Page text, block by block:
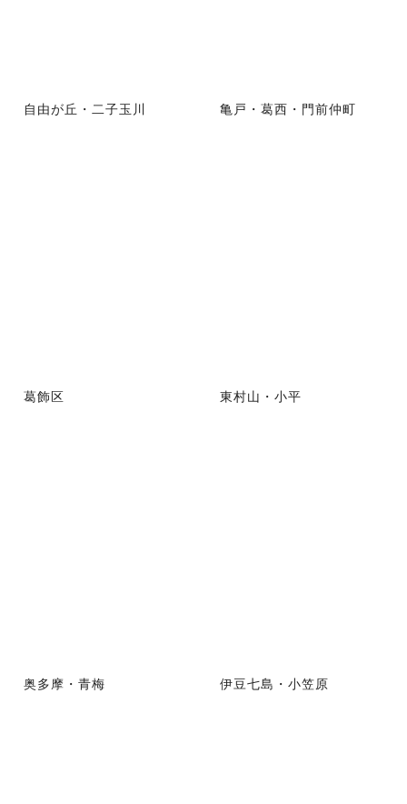
自由が丘・二子玉川 亀戸・葛西・門前仲町
葛飾区 東村山・小平
奥多摩・青梅 伊豆七島・小笠原